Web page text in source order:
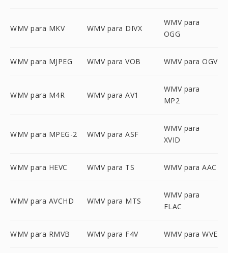
WMV para MKV WMV para DIVX
WMV para
OGG
WMV para MJPEG WMV para VOB WMV para OGV
WMV para M4R WMV para AV1
WMV para
MP2
WMV para MPEG-2 WMV para ASF
WMV para
XVID
WMV para HEVC WMV para TS WMV para AAC
WMV para AVCHD WMV para MTS
WMV para
FLAC
WMV para RMVB WMV para F4V WMV para WVE